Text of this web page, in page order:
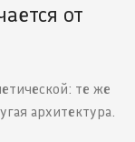
от
те же
архитектура.